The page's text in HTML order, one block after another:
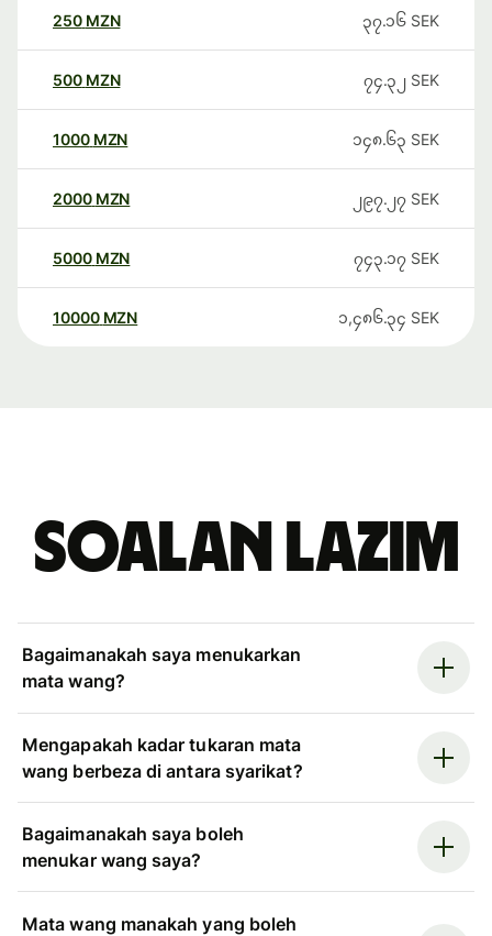
250 MZN ၃၇.၁၆ SEK
500 MZN ၇၄.၃၂ SEK
1000 MZN ၁၄၈.၆၃ SEK
2000 MZN ၂၉၇.၂၇ SEK
5000 MZN ၇၄၃.၁၇ SEK
10000 MZN ၁,၄၈၆.၃၄ SEK
Soalan Lazim
Bagaimanakah saya menukarkan
mata wang?
Mengapakah kadar tukaran mata
wang berbeza di antara syarikat?
Bagaimanakah saya boleh
menukar wang saya?
Mata wang manakah yang boleh